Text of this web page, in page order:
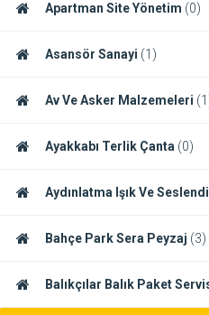
Apartman Site Yönetim (0)
Asansör Sanayi (1)
Av Ve Asker Malzemeleri
Ayakkabı Terlik Çanta (0)
Aydınlatma Işık Ve
Bahçe Park Sera Peyzaj (3)
Balıkçılar Balık Paket